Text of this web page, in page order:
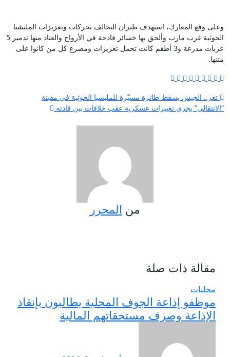
وعلى وقع المعارك، استهدف طيران التحالف تحركات وتعزيزات المليشيا
الحوثية غرب مارب وألحق بها خسائر فادحة في الأرواح والعتاد منها تدمير 5
عربات مدرعة و3 أطقم كانت تحمل تعزيزات ومصرع كل من كانوا على
متنها.
تصفّح
المقالات
تعز.. الجيش يسقط طائرة مسيّرة للمليشيا الحوثية في مقبنة
“الانتقالي” يجري تغييرات عسكرية عقب خلافات بين قادته
من المحرر
مقالة ذات صلة
محليات
موظفو إذاعة الجوف المحلية يطالبون بإنقاذ
الإذاعة وصرف مستحقاتهم المالية